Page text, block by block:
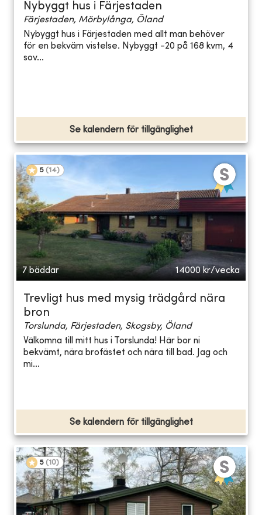
Nybyggt hus i Färjestaden
Färjestaden, Mörbylånga, Öland
Nybyggt hus i Färjestaden med allt man behöver
för en bekväm vistelse. Nybyggt -20 på 168 kvm, 4
sov...
Se kalendern för tillgänglighet
5 (14)
7 bäddar 14000 kr/vecka
Trevligt hus med mysig trädgård nära
bron
Torslunda, Färjestaden, Skogsby, Öland
Välkomna till mitt hus i Torslunda! Här bor ni
bekvämt, nära brofästet och nära till bad. Jag och
mi...
Se kalendern för tillgänglighet
5 (10)